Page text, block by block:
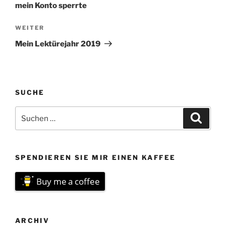
mein Konto sperrte
Nächster
Beitrag
WEITER
Mein Lektürejahr 2019
SUCHE
nach:
SPENDIEREN SIE MIR EINEN KAFFEE
Buy me a coffee
ARCHIV